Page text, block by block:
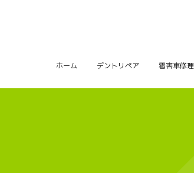
ホーム デントリペア 雹害車修理